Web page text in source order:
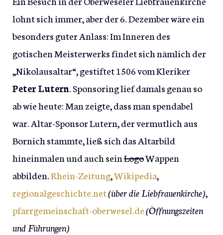
lohnt sich immer, aber der 6. Dezember wäre ein
besonders guter Anlass: Im Inneren des
gotischen Meisterwerks findet sich nämlich der
„Nikolausaltar“, gestiftet 1506 vom Kleriker
Peter Lutern. Sponsoring lief damals genau so
ab wie heute: Man zeigte, dass man spendabel
war. Altar-Sponsor Lutern, der vermutlich aus
Bornich stammte, ließ sich das Altarbild
hineinmalen und auch seinLogoWappen
abbilden.Rhein-Zeitung,Wikipedia,
regionalgeschichte.net(über die Liebfrauenkirche),
pfarrgemeinschaft-oberwesel.de(Öffnungszeiten
und Führungen)